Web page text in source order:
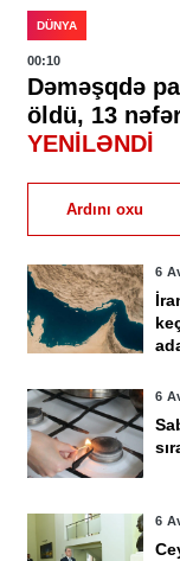
DÜNYA
00:10
Dəməşqdə
öldü, 13
YENİLƏNDİ
Ardını oxu
6
6
6